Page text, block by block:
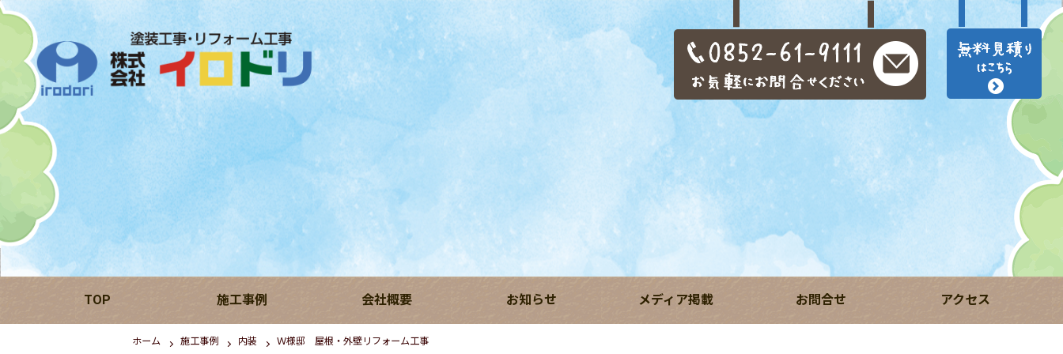
TOP 施工事例 会社概要 お知らせ メディア掲載 お問合せ アクセス
ホーム 施工事例 内装 Ｗ様邸 屋根・外壁リフォーム工事